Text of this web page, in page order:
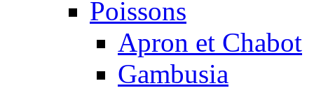
Poissons
Apron et Chabot
Gambusia